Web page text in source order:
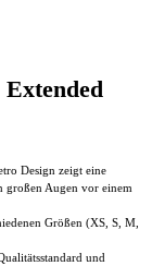
Design zeigt eine
großen Augen vor einem
Größen (XS, S, M,
und